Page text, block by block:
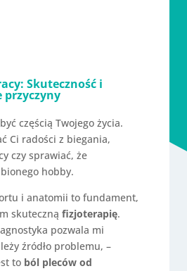
Skuteczność i
przyczyny
częścią Twojego życia.
Ci radości z biegania,
czy sprawiać, że
hobby.
i anatomii to fundament,
skuteczną fizjoterapię.
pozwala mi
źródło problemu, –
to ból pleców od